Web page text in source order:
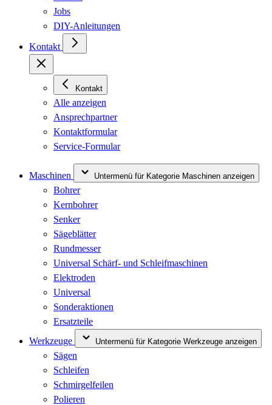
Jobs
DIY-Anleitungen
Kontakt
Kontakt
Alle anzeigen
Ansprechpartner
Kontaktformular
Service-Formular
Maschinen Untermenü für Kategorie Maschinen anzeigen
Bohrer
Kernbohrer
Senker
Sägeblätter
Rundmesser
Universal Schärf- und Schleifmaschinen
Elektroden
Universal
Sonderaktionen
Ersatzteile
Werkzeuge
Untermenü für Kategorie Werkzeuge anzeigen
Sägen
Schleifen
Schmirgelfeilen
Polieren